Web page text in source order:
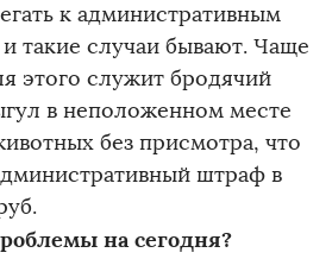
к административным
такие случаи бывают. Чаще
этого служит бродячий
в неположенном месте
без присмотра, что
штраф в
на сегодня?